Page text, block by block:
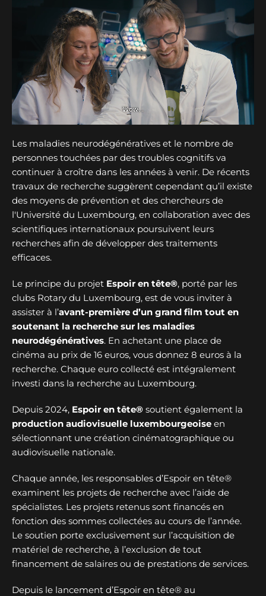
Les maladies neurodégénératives et le nombre de
personnes touchées par des troubles cognitifs va
continuer à croître dans les années à venir. De récents
travaux de recherche suggèrent cependant qu’il existe
des moyens de prévention et des chercheurs de
l'Université du Luxembourg, en collaboration avec des
scientifiques internationaux poursuivent leurs
recherches afin de développer des traitements
efficaces.
Le principe du projet Espoir en tête®, porté par les
clubs Rotary du Luxembourg, est de vous inviter à
assister à l’avant-première d’un grand film tout en
soutenant la recherche sur les maladies
neurodégénératives. En achetant une place de
cinéma au prix de 16 euros, vous donnez 8 euros à la
recherche. Chaque euro collecté est intégralement
investi dans la recherche au Luxembourg.
Depuis 2024, Espoir en tête® soutient également la
production audiovisuelle luxembourgeoise en
sélectionnant une création cinématographique ou
audiovisuelle nationale.
Chaque année, les responsables d’Espoir en tête®
examinent les projets de recherche avec l’aide de
spécialistes. Les projets retenus sont financés en
fonction des sommes collectées au cours de l’année.
Le soutien porte exclusivement sur l’acquisition de
matériel de recherche, à l’exclusion de tout
financement de salaires ou de prestations de services.
Depuis le lancement d’Espoir en tête® au